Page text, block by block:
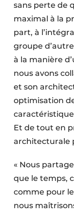
sans perte de
maximal à la
part, à
groupe
à la manière
nous avons
et son
optimisation
Et de tout en
architecturale
« Nous
que le temps,
comme pour
nous